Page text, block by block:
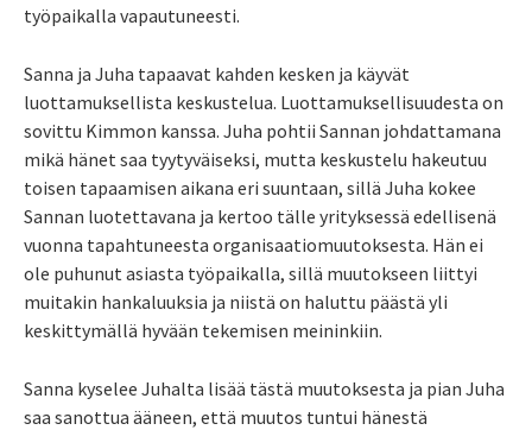
työpaikalla vapautuneesti.
Sanna ja Juha tapaavat kahden kesken ja käyvät
luottamuksellista keskustelua. Luottamuksellisuudesta on
sovittu Kimmon kanssa. Juha pohtii Sannan johdattamana
mikä hänet saa tyytyväiseksi, mutta keskustelu hakeutuu
toisen tapaamisen aikana eri suuntaan, sillä Juha kokee
Sannan luotettavana ja kertoo tälle yrityksessä edellisenä
vuonna tapahtuneesta organisaatiomuutoksesta. Hän ei
ole puhunut asiasta työpaikalla, sillä muutokseen liittyi
muitakin hankaluuksia ja niistä on haluttu päästä yli
keskittymällä hyvään tekemisen meininkiin.
Sanna kyselee Juhalta lisää tästä muutoksesta ja pian Juha
saa sanottua ääneen, että muutos tuntui hänestä